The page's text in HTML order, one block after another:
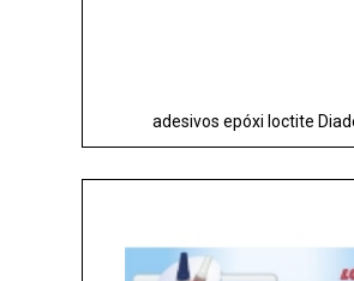
adesivos epóxi loctite